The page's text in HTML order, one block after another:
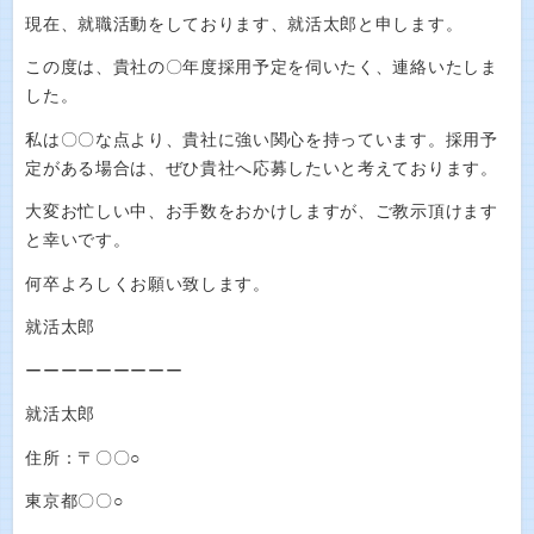
現在、就職活動をしております、就活太郎と申します。
この度は、貴社の〇年度採用予定を伺いたく、連絡いたしま
した。
私は〇〇な点より、貴社に強い関心を持っています。採用予
定がある場合は、ぜひ貴社へ応募したいと考えております。
大変お忙しい中、お手数をおかけしますが、ご教示頂けます
と幸いです。
何卒よろしくお願い致します。
就活太郎
ーーーーーーーーー
就活太郎
住所：〒〇〇○
東京都〇〇○